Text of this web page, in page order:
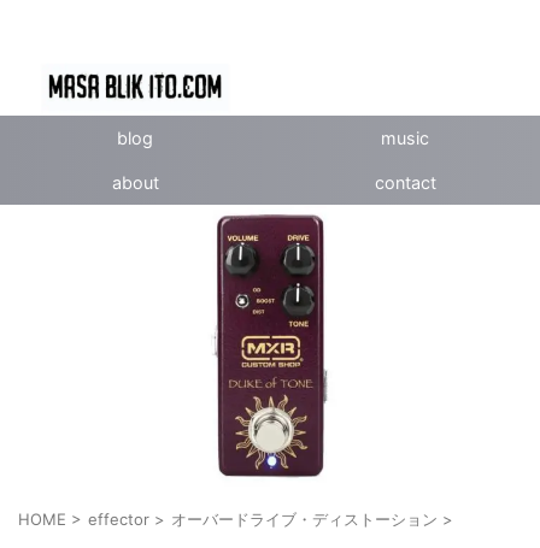
blog music
about contact
HOME > effector > オーバードライブ・ディストーション >